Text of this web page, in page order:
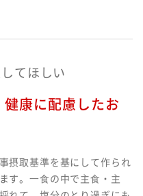
てほしい
康に配慮したお
摂取基準を基にして作られ
す。⼀⾷の中で主⾷・主